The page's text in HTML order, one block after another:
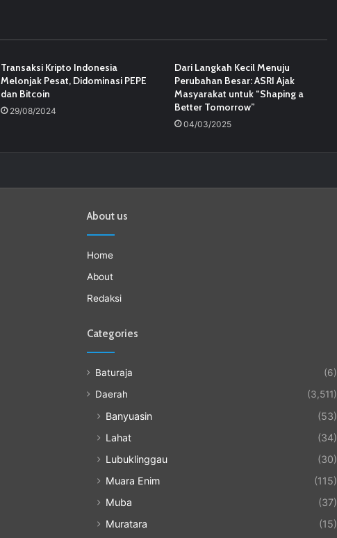
Transaksi Kripto Indonesia
Melonjak Pesat, Didominasi PEPE
dan Bitcoin
29/08/2024
Dari Langkah Kecil Menuju
Perubahan Besar: ASRI Ajak
Masyarakat untuk “Shaping a
Better Tomorrow”
04/03/2025
About us
Home
About
Redaksi
Categories
Baturaja
(6)
Daerah
(3,511)
Banyuasin
(53)
Lahat
(34)
Lubuklinggau
(30)
Muara Enim
(115)
Muba
(37)
Muratara
(15)